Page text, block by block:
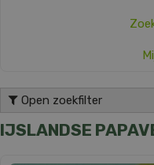
Open zoekfilter
IJSLANDSE